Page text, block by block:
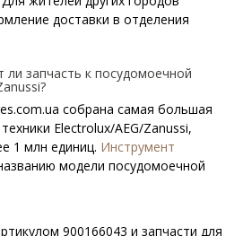
доставки в отделения
запчасть к посудомоечной
собрана самая большая
Electrolux/AEG/Zanussi,
1 млн единиц. Инструмент
модели посудомоечной
900166043 и запчасти для